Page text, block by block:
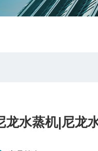
龙水蒸机|尼龙